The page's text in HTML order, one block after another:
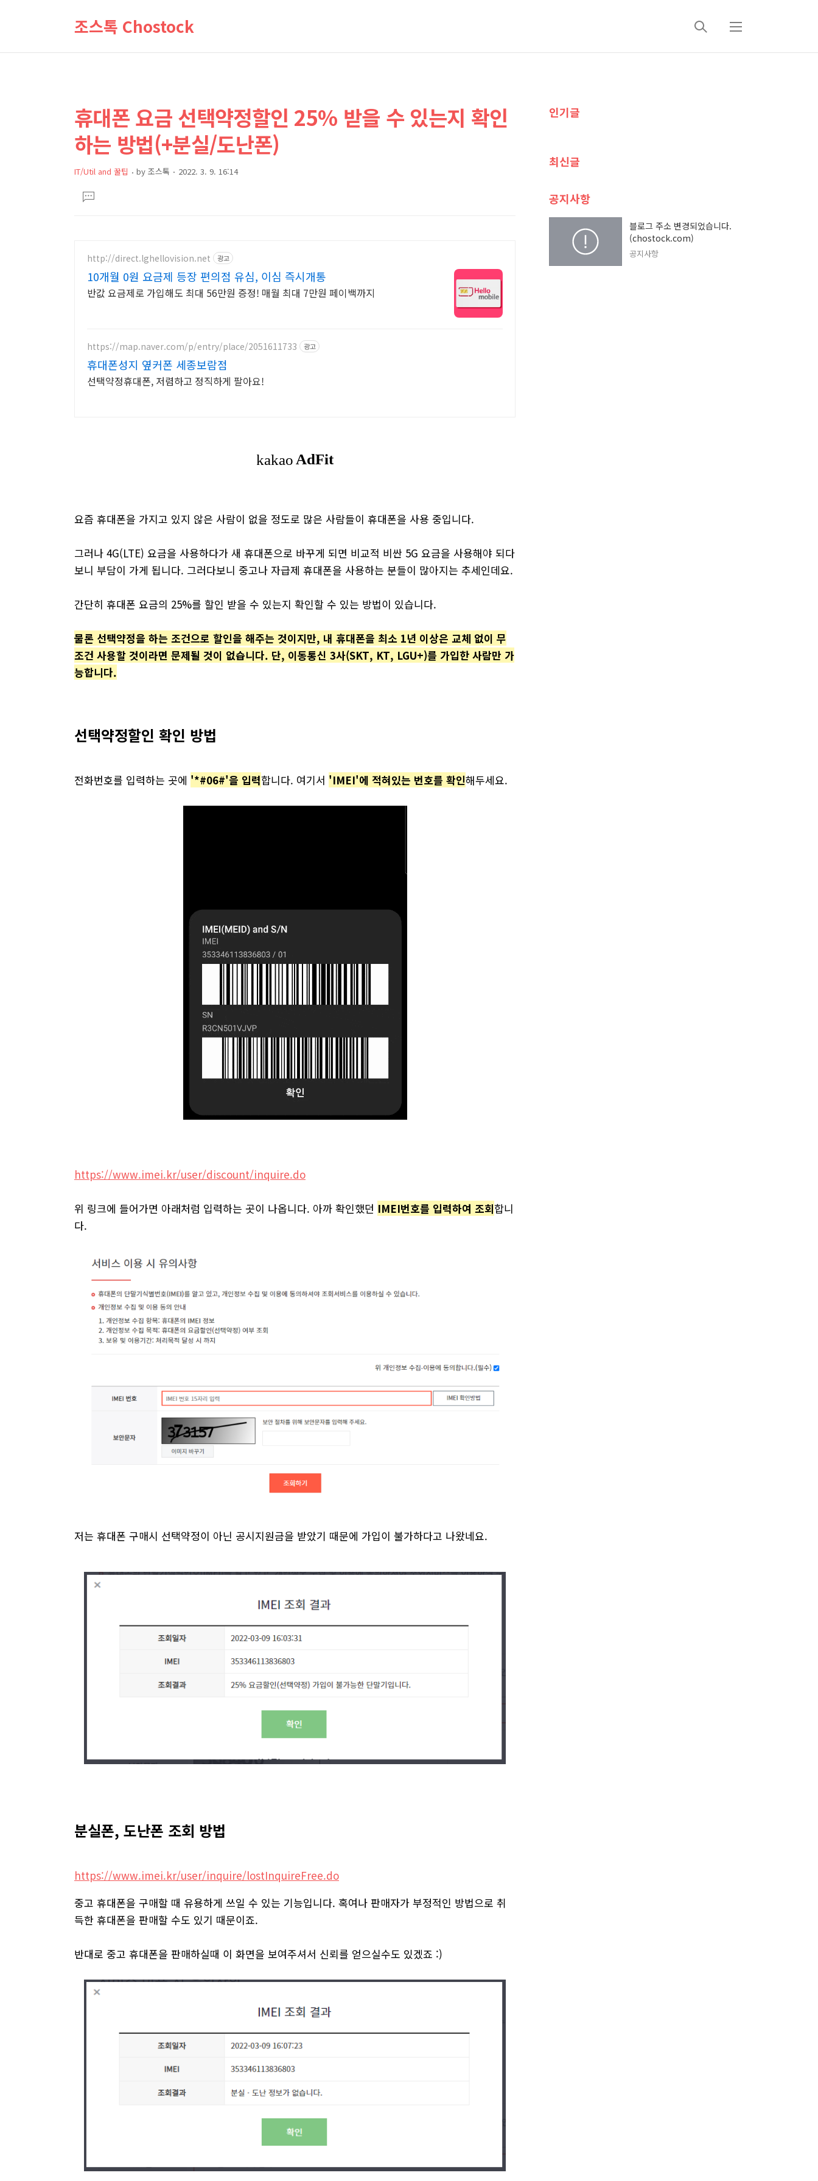
조스톡 Chostock
검
메
상
세
컨
텐
본
문
제
휴대폰 요금 선택약정할인 25% 받을 수 있는지 확인
하는 방법(+분실/도난폰)
IT/Util and 꿀팁 by 조스톡 2022. 3. 9. 16:14
문댓
글
http://direct.lghellovision.net 광고
10개월 0원 요금제 등장 편의점 유심, 이심 즉시개통
반값 요금제로 가입해도 최대 56만원 증정! 매월 최대 7만원 페이백까지
https://map.naver.com/p/entry/place/2051611733 광고
휴대폰성지 옆커폰 세종보람점
선택약정휴대폰, 저렴하고 정직하게 팔아요!
요즘 휴대폰을 가지고 있지 않은 사람이 없을 정도로 많은 사람들이 휴대폰을 사용 중입니다.
그러나 4G(LTE) 요금을 사용하다가 새 휴대폰으로 바꾸게 되면 비교적 비싼 5G 요금을 사용해야 되다
보니 부담이 가게 됩니다. 그러다보니 중고나 자급제 휴대폰을 사용하는 분들이 많아지는 추세인데요.
간단히 휴대폰 요금의 25%를 할인 받을 수 있는지 확인할 수 있는 방법이 있습니다.
물론 선택약정을 하는 조건으로 할인을 해주는 것이지만, 내 휴대폰을 최소 1년 이상은 교체 없이 무
조건 사용할 것이라면 문제될 것이 없습니다. 단, 이동통신 3사(SKT, KT, LGU+)를 가입한 사람만 가
능합니다.
선택약정할인 확인 방법
전화번호를 입력하는 곳에 '*#06#'을 입력합니다. 여기서 'IMEI'에 적혀있는 번호를 확인해두세요.
https://www.imei.kr/user/discount/inquire.do
위 링크에 들어가면 아래처럼 입력하는 곳이 나옵니다. 아까 확인했던 IMEI번호를 입력하여 조회합니
다.
저는 휴대폰 구매시 선택약정이 아닌 공시지원금을 받았기 때문에 가입이 불가하다고 나왔네요.
분실폰, 도난폰 조회 방법
https://www.imei.kr/user/inquire/lostInquireFree.do
중고 휴대폰을 구매할 때 유용하게 쓰일 수 있는 기능입니다. 혹여나 판매자가 부정적인 방법으로 취
득한 휴대폰을 판매할 수도 있기 때문이죠.
반대로 중고 휴대폰을 판매하실때 이 화면을 보여주셔서 신뢰를 얻으실수도 있겠죠 :)
추
보
인기글
최신글
공지사항
블로그 주소 변경되었습니다.
(chostock.com)
공지사항